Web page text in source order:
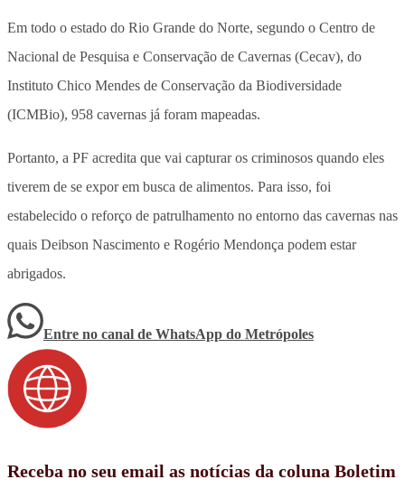
Em todo o estado do Rio Grande do Norte, segundo o Centro de
Nacional de Pesquisa e Conservação de Cavernas (Cecav), do
Instituto Chico Mendes de Conservação da Biodiversidade
(ICMBio), 958 cavernas já foram mapeadas.
Portanto, a PF acredita que vai capturar os criminosos quando eles
tiverem de se expor em busca de alimentos. Para isso, foi
estabelecido o reforço de patrulhamento no entorno das cavernas nas
quais Deibson Nascimento e Rogério Mendonça podem estar
abrigados.
Entre no canal de WhatsApp do Metrópoles
Receba no seu email as notícias da coluna Boletim